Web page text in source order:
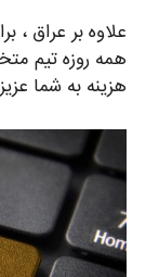
علاوه بر عراق ،
همه روزه تیم
هزینه به شما